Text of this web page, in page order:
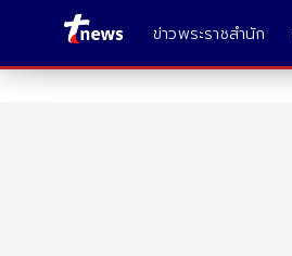
ข่าวพระราชสำนัก